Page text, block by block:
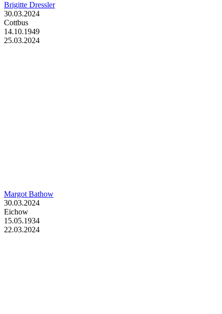
Brigitte Dressler
30.03.2024
Cottbus
14.10.1949
25.03.2024
Margot Bathow
30.03.2024
Eichow
15.05.1934
22.03.2024